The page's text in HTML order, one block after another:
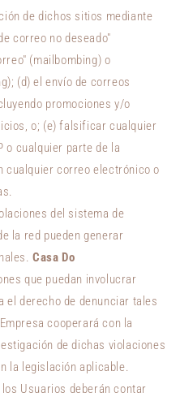
de dichos sitios mediante
correo no deseado"
(mailbombing) o
(d) el envío de correos
promociones y/o
o; (e) falsificar cualquier
o cualquier parte de la
cualquier correo electrónico o
del sistema de
la red pueden generar
Casa Do
que puedan involucrar
el derecho de denunciar tales
cooperará con la
de dichas violaciones
la legislación aplicable.
Usuarios deberán contar